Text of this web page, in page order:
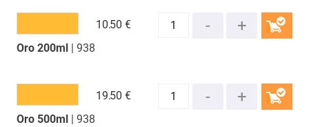
Oro 200ml| 938
10.50 €
Oro 500ml | 938
19.50 €